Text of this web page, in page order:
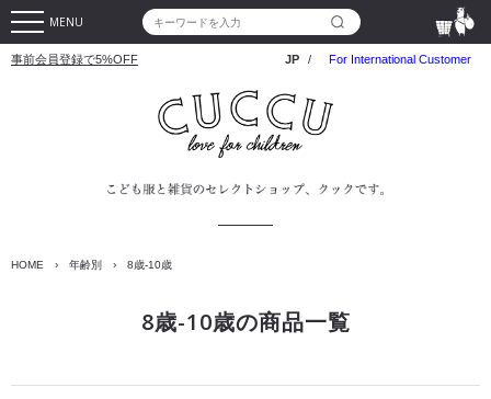
MENU
事前会員登録で5%OFF JP / For International Customer
HOME › 年齢別 › 8歳-10歳
8歳-10歳の商品一覧